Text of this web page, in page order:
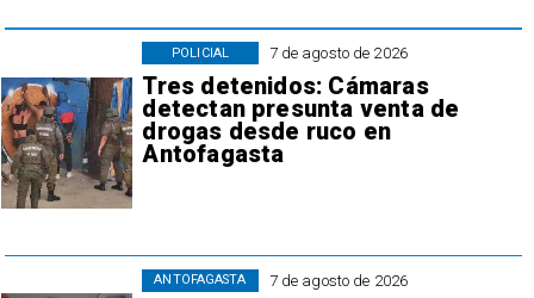
7 de agosto de 2026
Tres detenidos: Cámaras
detectan presunta venta de
drogas desde ruco en
Antofagasta
POLICIAL
7 de agosto de 2026
ANTOFAGASTA